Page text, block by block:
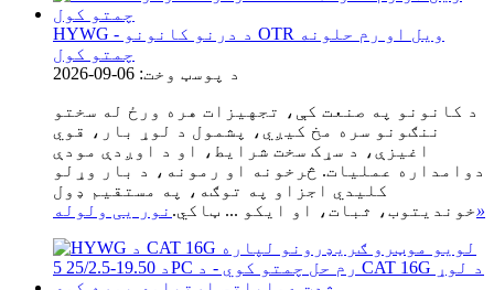
HYWG - د درنو کانونو OTR ویل او رم حلونه
چمتو کول
د پوسټ وخت: 06-09-2026
د کانونو په صنعت کې، تجهیزات هره ورځ له سختو
ننګونو سره مخ کیږي، پشمول د لوړ بار، قوي
اغیزې، د سړک سخت شرایط، او د اوږدې مودې
دوامداره عملیات. څرخونه او رمونه، د بار وړلو
کلیدي اجزاو په توګه، په مستقیم ډول
خوندیتوب، ثبات، او ایکو ... ټاکي. نور یی ولوله »